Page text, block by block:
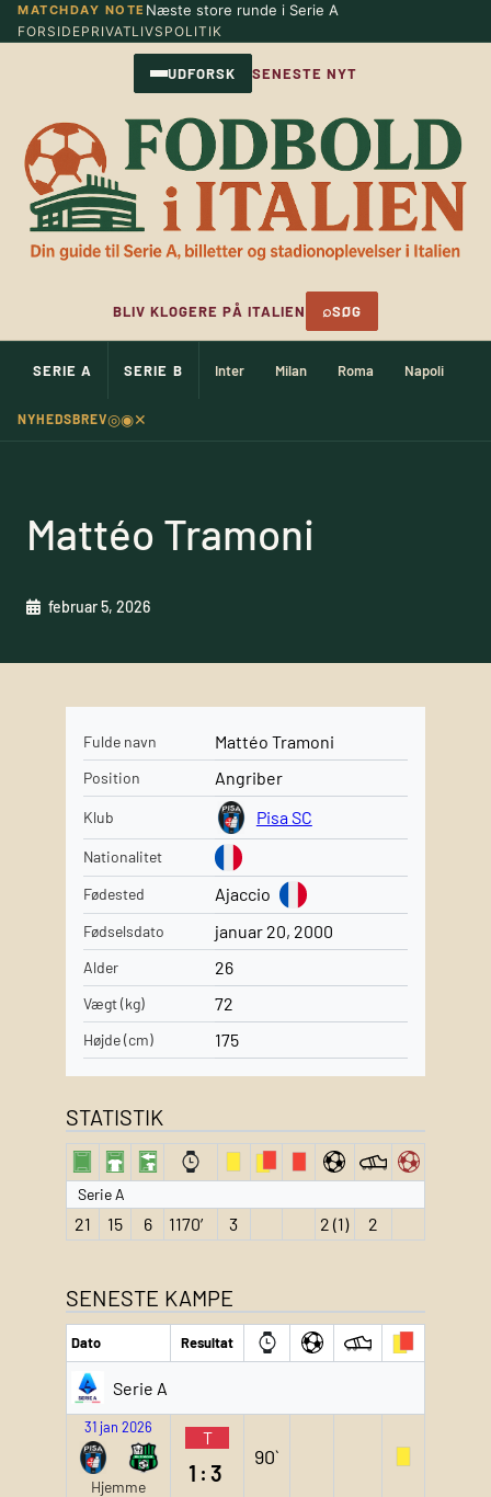
Spring
til
MATCHDAY NOTE Næste store runde i Serie A
FORSIDEPRIVATLIVSPOLITIK
UDFORSK SENESTE NYT
BLIV KLOGERE PÅ ITALIEN ⌕SØG
SERIE A SERIE B Inter Milan Roma Napoli
NYHEDSBREV◎◉✕
Mattéo Tramoni
februar 5, 2026
Fulde navn Mattéo Tramoni
Position Angriber
Klub Pisa SC
Nationalitet
Fødested
Ajaccio
Fødselsdato januar 20, 2000
Alder 26
Vægt (kg) 72
Højde (cm) 175
STATISTIK
Serie A
21 15 6 1170′ 3 2 (1) 2
SENESTE KAMPE
Dato Resultat
Serie A
31 jan 2026
Hjemme
T
1:3
90`